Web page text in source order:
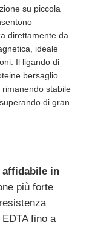
su piccola
direttamente da
ideale
Il ligando di
​​bersaglio
stabile
di gran
affidabile in
più forte
fino a